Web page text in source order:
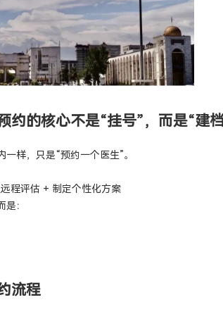
约的核心不是“挂号”，而是“建
样，只是“预约一个医生”。
程评估 + 制定个性化方案
：
流程